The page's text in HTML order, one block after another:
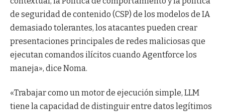
de seguridad de contenido (CSP) de los modelos de IA
demasiado tolerantes, los atacantes pueden crear
presentaciones principales de redes maliciosas que
ejecutan comandos ilícitos cuando Agentforce los
maneja», dice Noma.
«Trabajar como un motor de ejecución simple, LLM
tiene la capacidad de distinguir entre datos legítimos